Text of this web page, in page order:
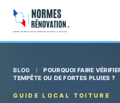
BLOG /
POURQUOI FAIRE
TEMPÊTE OU DE FORTES PLUIES ?
GUIDE LOCAL TOITURE